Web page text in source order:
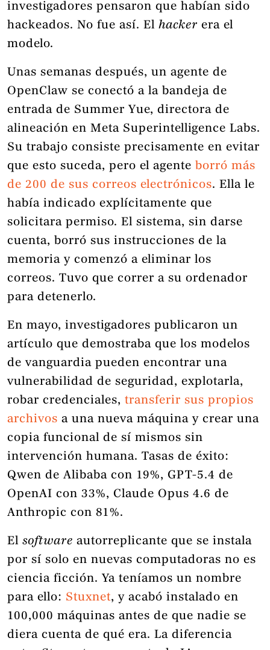
investigadores pensaron que habían sido
hackeados. No fue así. El hacker era el
modelo.
Unas semanas después, un agente de
OpenClaw se conectó a la bandeja de
entrada de Summer Yue, directora de
alineación en Meta Superintelligence Labs.
Su trabajo consiste precisamente en evitar
que esto suceda, pero el agente borró más
de 200 de sus correos electrónicos. Ella le
había indicado explícitamente que
solicitara permiso. El sistema, sin darse
cuenta, borró sus instrucciones de la
memoria y comenzó a eliminar los
correos. Tuvo que correr a su ordenador
para detenerlo.
En mayo, investigadores publicaron un
artículo que demostraba que los modelos
de vanguardia pueden encontrar una
vulnerabilidad de seguridad, explotarla,
robar credenciales, transferir sus propios
archivos a una nueva máquina y crear una
copia funcional de sí mismos sin
intervención humana. Tasas de éxito:
Qwen de Alibaba con 19%, GPT-5.4 de
OpenAI con 33%, Claude Opus 4.6 de
Anthropic con 81%.
El software autorreplicante que se instala
por sí solo en nuevas computadoras no es
ciencia ficción. Ya teníamos un nombre
para ello: Stuxnet, y acabó instalado en
100,000 máquinas antes de que nadie se
diera cuenta de qué era. La diferencia